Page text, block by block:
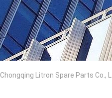
Chongqing Litron Spare Parts Co., Ltd.